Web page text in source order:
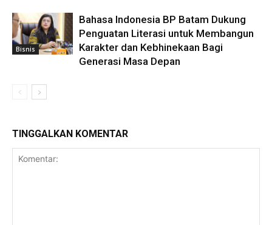
Bisnis
Bahasa Indonesia BP Batam Dukung
Penguatan Literasi untuk Membangun
Karakter dan Kebhinekaan Bagi
Generasi Masa Depan
TINGGALKAN KOMENTAR